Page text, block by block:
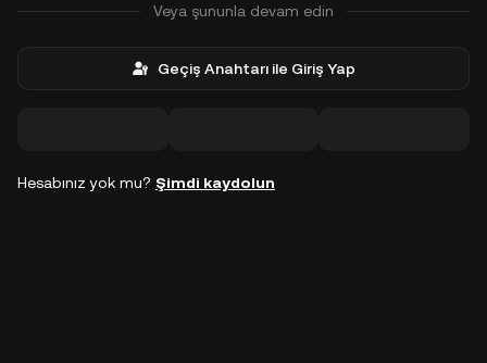
Veya şununla devam edin
Geçiş Anahtarı ile Giriş Yap
Hesabınız yok mu? Şimdi kaydolun